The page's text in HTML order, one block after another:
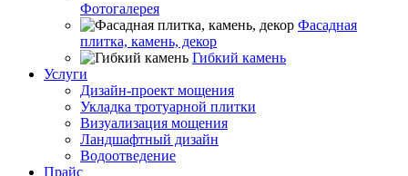
Фотогалерея
Фасадная
плитка, камень, декор
Гибкий камень
Услуги
Дизайн-проект мощения
Укладка тротуарной плитки
Визуализация мощения
Ландшафтный дизайн
Водоотведение
Прайс